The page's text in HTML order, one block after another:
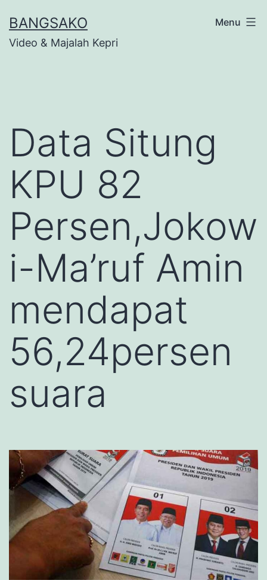
to
content
BANGSAKO
Video & Majalah Kepri
Menu
Data Situng
KPU 82
Persen,Jokow
i-Ma’ruf Amin
mendapat
56,24persen
suara